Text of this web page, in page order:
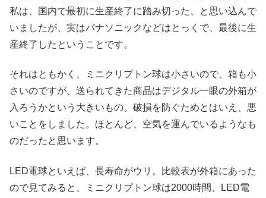
私は、国内で最初に生産終了に踏み切った、と思い込んで
いましたが、実はパナソニックなどはとっくで、最後に生
産終了したということです。
それはともかく、ミニクリプトン球は小さいので、箱も小
さいのですが、送られてきた商品はデジタル一眼の外箱が
入ろうかという大きいもの。破損を防ぐためとはいえ、悪
いことをしました。ほとんど、空気を運んでいるようなも
のだったと思います。
LED電球といえば、長寿命がウリ。比較表が外箱にあった
ので見てみると、ミニクリプトン球は2000時間、LED電